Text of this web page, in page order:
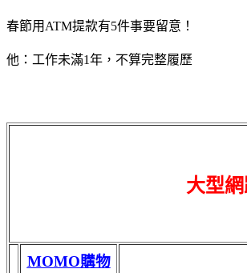
春節用ATM提款有5件事要留意！
他：工作未滿1年，不算完整履歷
大型
MOMO購物